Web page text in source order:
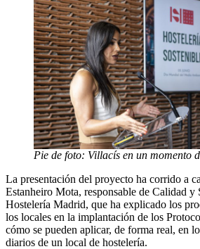
Pie de foto: Villacís en un momento
La presentación del proyecto ha corrido a
Estanheiro Mota, responsable de Calidad y
Hostelería Madrid, que ha explicado los
los locales en la implantación de los
cómo se pueden aplicar, de forma real, en
diarios de un local de hostelería.